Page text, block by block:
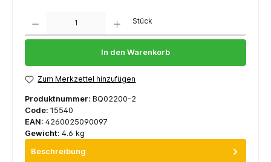
Stück
In den Warenkorb
Zum Merkzettel hinzufügen
Produktnummer: BQ02200-2
Code: 15540
EAN: 4260025090097
Gewicht: 4.6 kg
Beschreibung